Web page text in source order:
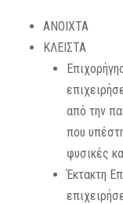
ΑΝΟΙΧΤΑ
ΚΛΕΙΣΤΑ
από την
που
φυσικές
Έκτακτη